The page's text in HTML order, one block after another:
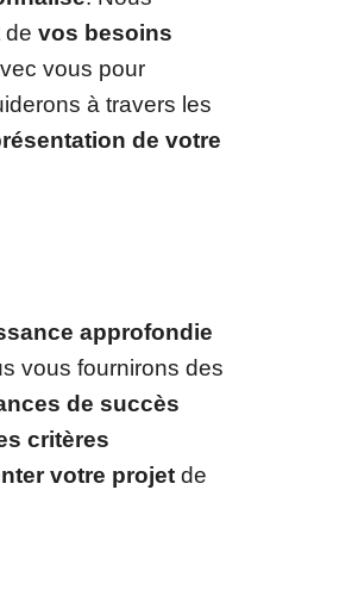
de vos besoins
vous pour
à travers les
de votre
approfondie
vous fournirons des
de succès
critères
votre projet de